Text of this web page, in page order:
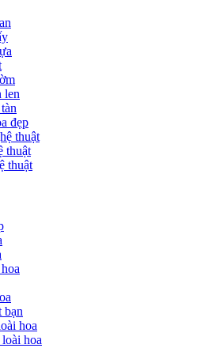
len
đẹp
thuật
thuật
thuật
bạn
hoa
hoa